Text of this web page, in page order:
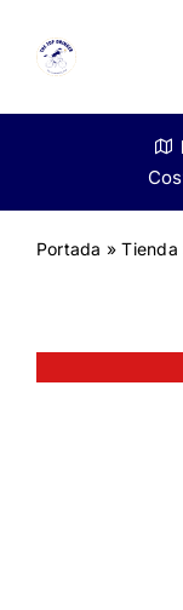
content
Nuestra historia
Portada »Tienda